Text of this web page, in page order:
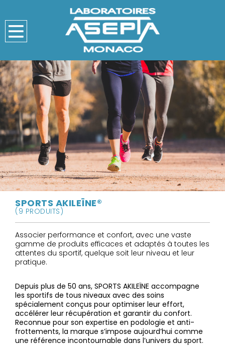
SPORTS AKILEÏNE®
(9 PRODUITS)
Associer performance et confort, avec une vaste
gamme de produits efficaces et adaptés à toutes les
attentes du sportif, quelque soit leur niveau et leur
pratique.
Depuis plus de 50 ans, SPORTS AKILEÏNE accompagne
les sportifs de tous niveaux avec des soins
spécialement conçus pour optimiser leur effort,
accélérer leur récupération et garantir du confort.
Reconnue pour son expertise en podologie et anti-
frottements, la marque s’impose aujourd’hui comme
une référence incontournable dans l’univers du sport.